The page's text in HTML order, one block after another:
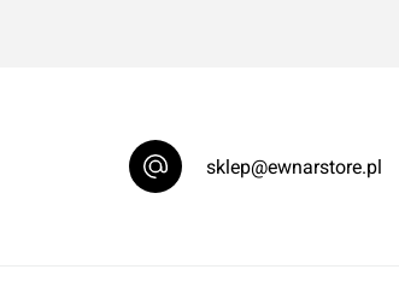
sklep@ewnarstore.pl